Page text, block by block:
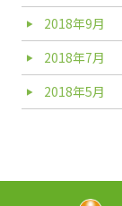
2018年9月
2018年7月
2018年5月